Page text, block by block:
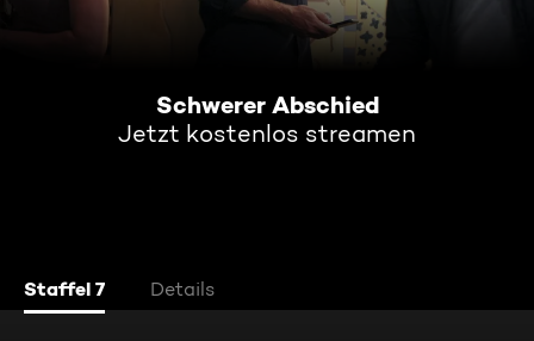
Schwerer Abschied
Jetzt kostenlos streamen
Staffel 7 Details